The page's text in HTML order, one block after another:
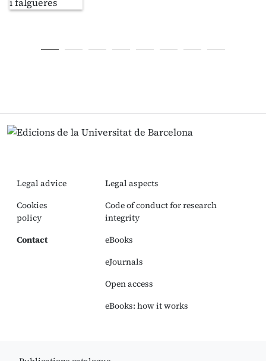
Legal advice
Cookies
policy
Contact
Legal aspects
Code of conduct for research
integrity
eBooks
eJournals
Open access
eBooks: how it works